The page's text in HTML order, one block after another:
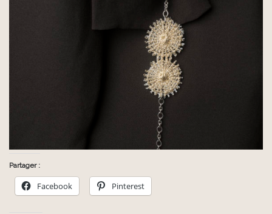
Partager :
Facebook Pinterest